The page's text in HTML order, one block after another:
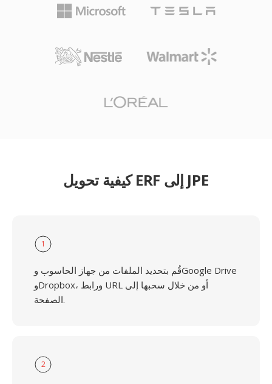
كيفية تحويل ERF إلى JPE
1
قُم بتحديد الملفات من جهاز الحاسوب وGoogle Drive
وDropbox، ورابط URL أو من خلال سحبها إلى
الصفحة.
2